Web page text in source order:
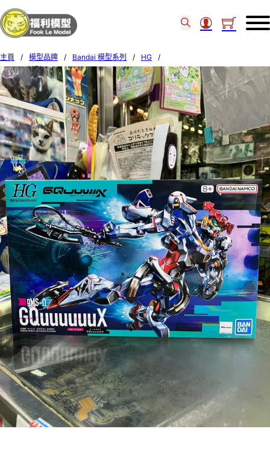
主頁 / 模型品牌 / Bandai 模型系列 / HG
/
BANDAI模型 1/144 HG #1 GQuuuuuuX 68317